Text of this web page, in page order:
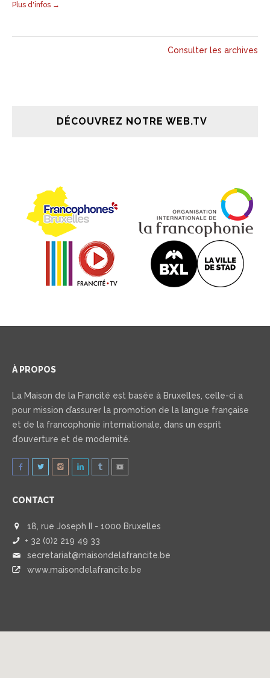
Plus d'infos →
Consulter les archives
DÉCOUVREZ NOTRE WEB.TV
À PROPOS
La Maison de la Francité est basée à Bruxelles, celle-ci a
pour mission d’assurer la promotion de la langue française
et de la francophonie internationale, dans un esprit
d’ouverture et de modernité.
CONTACT
18, rue Joseph II - 1000 Bruxelles
+ 32 (0)2 219 49 33
secretariat@maisondelafrancite.be
www.maisondelafrancite.be